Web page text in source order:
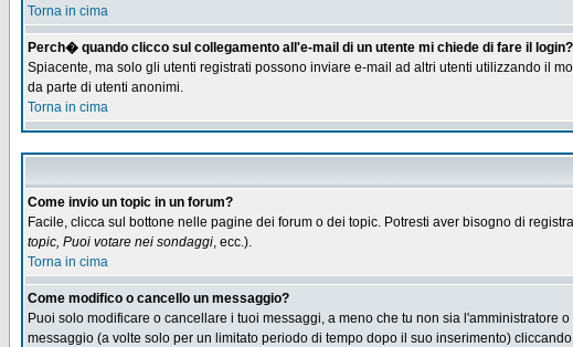
Torna in cima
Perch� quando clicco sul collegamento all'e-mail di un utente mi chiede di fare il login?
Spiacente, ma solo gli utenti registrati possono inviare e-mail ad altri utenti utilizzando il
da parte di utenti anonimi.
Torna in cima
Come invio un topic in un forum?
Facile, clicca sul bottone nelle pagine dei forum o dei topic. Potresti aver bisogno di
topic, Puoi votare nei sondaggi, ecc.).
Torna in cima
Come modifico o cancello un messaggio?
Puoi solo modificare o cancellare i tuoi messaggi, a meno che tu non sia
messaggio (a volte solo per un limitato periodo di tempo dopo il suo inserimento)